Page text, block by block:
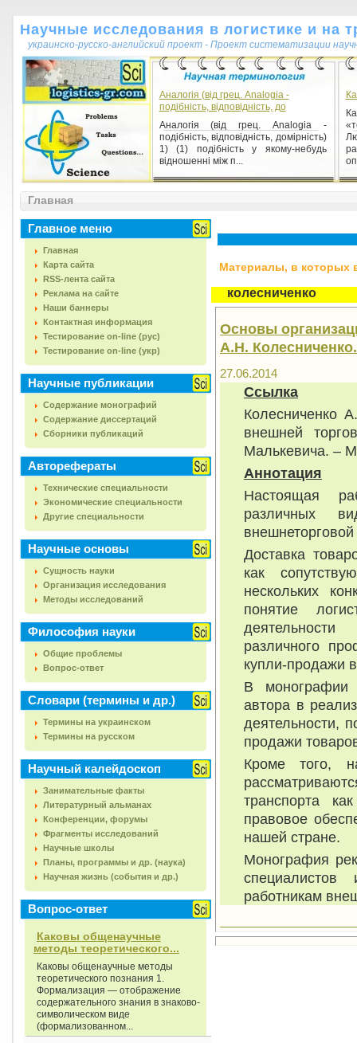
Научные исследования в логистике и на
украинско-русско-английский проект - Проект систематизации
Аналогія (від грец. Аnаlоgіа -
подібність, відповідність, до
Аналогія (від грец. Аnаlоgіа -
подібність, відповідність, домірність)
1) (1) подібність у якому-небудь
відношенні між п...
Воспроизведение произведения
изготовление одного или более
экземпляров произведения или его
части в любой материальн...
Главная
Главное меню
Главная
Карта сайта
RSS-лента сайта
Реклама на сайте
Наши баннеры
Контактная информация
Тестирование on-line (рус)
Тестирование on-line (укр)
Научные публикации
Содержание монографий
Содержание диссертаций
Сборники публикаций
Авторефераты
Технические специальности
Экономические специальности
Другие специальности
Научные основы
Сущность науки
Организация исследования
Методы исследований
Философия науки
Общие проблемы
Вопрос-ответ
Словари (термины и др.)
Термины на украинском
Термины на русском
Научный калейдоскоп
Занимательные факты
Литературный альманах
Конференции, форумы
Фрагменты исследований
Научные школы
Планы, программы и др. (наука)
Научная жизнь (события и др.)
Вопрос-ответ
Каковы общенаучные
методы теоретического...
Каковы общенаучные методы
теоретического познания 1.
Формализация — отображение
содержательного знания в знаково-
символическом виде
(формализованном...
Материалы, в которых
колесниченко
Основы
А.Н.
27.06.2014
Ссылка
Колесниченко
внешней
Малькевича. –
Аннотация
Настоящая
различных
Доставка
как
нескольких
понятие
деятельности
различного
купли-продажи
В монографии
автора в
деятельности,
продажи
Кроме того,
транспорта
правовое
нашей стране.
Монография
работникам